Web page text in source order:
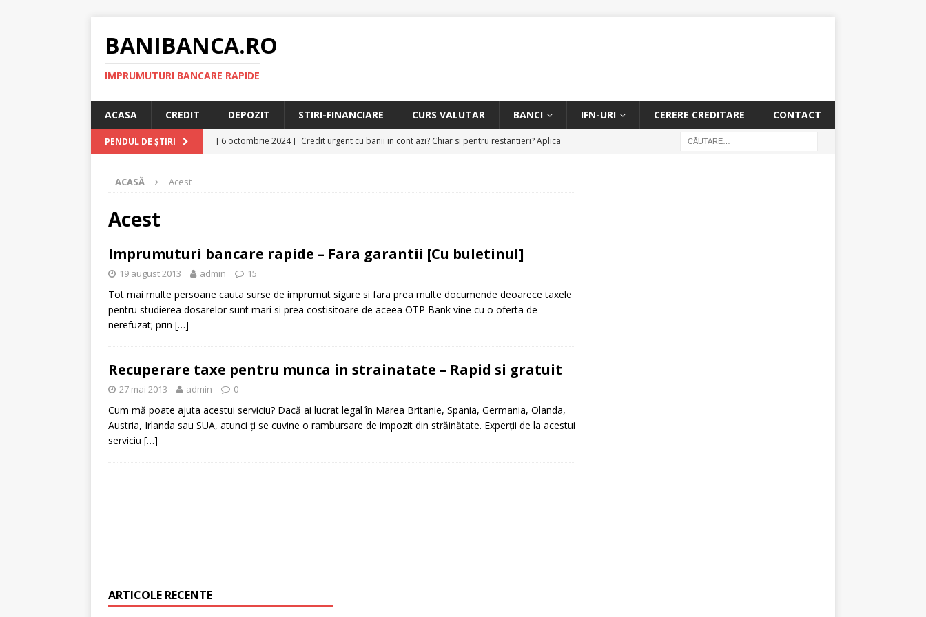
BANIBANCA.RO
IMPRUMUTURI BANCARE RAPIDE
ACASA CREDIT DEPOZIT STIRI-FINANCIARE CURS VALUTAR BANCI IFN-URI CERERE CREDITARE CONTACT
PENDUL DE ȘTIRI [ 6 octombrie 2024 ] Credit urgent cu banii in cont azi? Chiar si pentru restantieri? Aplica
RAPID
[ 29 iulie 2024 ]
ACASĂ Acest
Acest
Imprumuturi bancare rapide – Fara garantii [Cu buletinul]
19 august 2013 admin 15
Tot mai multe persoane cauta surse de imprumut sigure si fara prea multe documende deoarece taxele
pentru studierea dosarelor sunt mari si prea costisitoare de aceea OTP Bank vine cu o oferta de
nerefuzat; prin […]
Recuperare taxe pentru munca in strainatate – Rapid si gratuit
27 mai 2013 admin 0
Cum mă poate ajuta acestui serviciu? Dacă ai lucrat legal în Marea Britanie, Spania, Germania, Olanda,
Austria, Irlanda sau SUA, atunci ţi se cuvine o rambursare de impozit din străinătate. Experţii de la acestui
serviciu […]
ARTICOLE RECENTE